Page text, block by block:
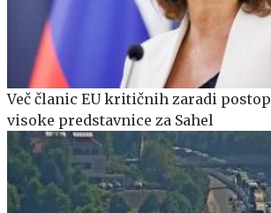
Več članic EU kritičnih zaradi
visoke predstavnice za Sahel